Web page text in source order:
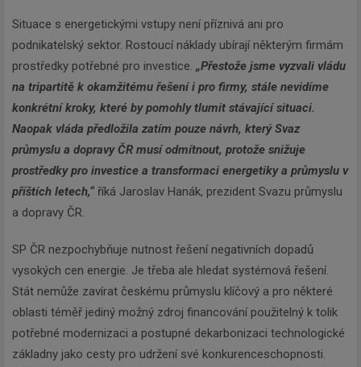
Situace s energetickými vstupy není příznivá ani pro
podnikatelský sektor. Rostoucí náklady ubírají některým firmám
prostředky potřebné pro investice. „Přestože jsme vyzvali vládu
na tripartitě k okamžitému řešení i pro firmy, stále nevidíme
konkrétní kroky, které by pomohly tlumit stávající situaci.
Naopak vláda předložila zatím pouze návrh, který Svaz
průmyslu a dopravy ČR musí odmítnout, protože snižuje
prostředky pro investice a transformaci energetiky a průmyslu v
příštích letech,“ říká Jaroslav Hanák, prezident Svazu průmyslu
a dopravy ČR.
SP ČR nezpochybňuje nutnost řešení negativních dopadů
vysokých cen energie. Je třeba ale hledat systémová řešení.
Stát nemůže zavírat českému průmyslu klíčový a pro některé
oblasti téměř jediný možný zdroj financování použitelný k tolik
potřebné modernizaci a postupné dekarbonizaci technologické
základny jako cesty pro udržení své konkurenceschopnosti.